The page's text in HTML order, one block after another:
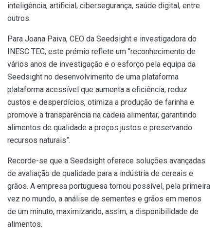
inteligência, artificial, cibersegurança, saúde digital, entre
outros.
Para Joana Paiva, CEO da Seedsight e investigadora do
INESC TEC, este prémio reflete um “reconhecimento de
vários anos de investigação e o esforço pela equipa da
Seedsight no desenvolvimento de uma plataforma
plataforma acessível que aumenta a eficiência, reduz
custos e desperdícios, otimiza a produção de farinha e
promove a transparência na cadeia alimentar, garantindo
alimentos de qualidade a preços justos e preservando
recursos naturais”.
Recorde-se que a Seedsight oferece soluções avançadas
de avaliação de qualidade para a indústria de cereais e
grãos. A empresa portuguesa tornou possível, pela primeira
vez no mundo, a análise de sementes e grãos em menos
de um minuto, maximizando, assim, a disponibilidade de
alimentos.